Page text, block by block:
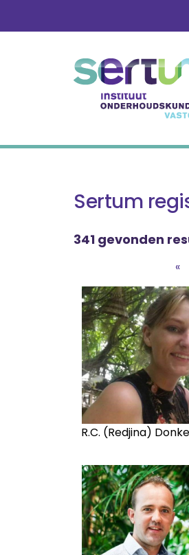
content
Sertum
341 gevonden
«
R.C. (Redjina)